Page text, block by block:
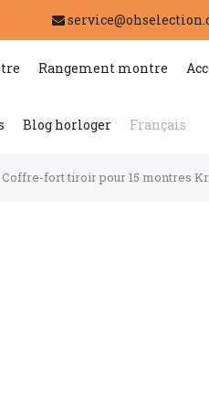
Rangement montre
Blog horloger Français
Coffre-fort tiroir pour 15 montres